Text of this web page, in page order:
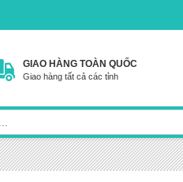
GIAO HÀNG TOÀN QUỐC
Giao hàng tất cả các tỉnh